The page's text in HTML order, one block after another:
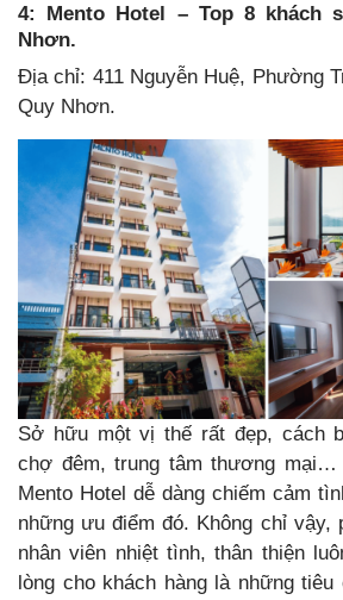
4: Mento Hotel – Top 8 khách
Nhơn.
Địa chỉ: 411 Nguyễn Huệ, Phường
Quy Nhơn.
Sở hữu một vị thế rất đẹp, cách
chợ đêm, trung tâm thương
Mento Hotel dễ dàng chiếm cảm
những ưu điểm đó. Không chỉ vậy,
nhân viên nhiệt tình, thân thiện
lòng cho khách hàng là những